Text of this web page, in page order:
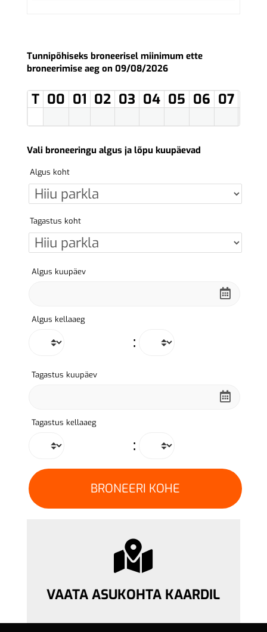
Tunnipõhiseks broneerisel miinimum ette
broneerimise aeg on 09/08/2026
T 00 01 02 03 04 05 06 07
Vali broneeringu algus ja lõpu kuupäevad
Algus koht
Tagastus koht
Algus kuupäev
Algus kellaaeg
:
Tagastus kuupäev
Tagastus kellaaeg
:
VAATA ASUKOHTA KAARDIL